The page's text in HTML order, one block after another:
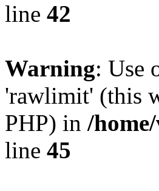
line 42
Warning: Use
'rawlimit' (this
PHP) in /
line 45